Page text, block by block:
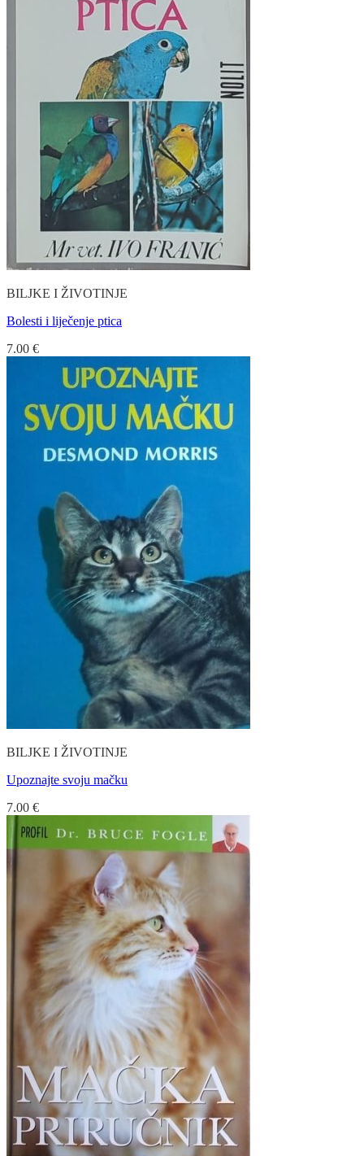
BILJKE I ŽIVOTINJE
Bolesti i liječenje ptica
7.00 €
BILJKE I ŽIVOTINJE
Upoznajte svoju mačku
7.00 €